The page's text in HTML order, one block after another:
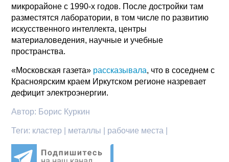
микрорайоне с 1990-х годов. После достройки там
разместятся лаборатории, в том числе по развитию
искусственного интеллекта, центры
материаловедения, научные и учебные
пространства.
«Московская газета» рассказывала, что в соседнем с
Красноярским краем Иркутском регионе назревает
дефицит электроэнергии.
Автор: Борис Куркин
Теги: кластер | металлы | рабочие места |